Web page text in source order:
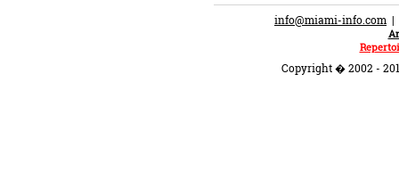
info@miami-info.com |
Copyright � 2002 -